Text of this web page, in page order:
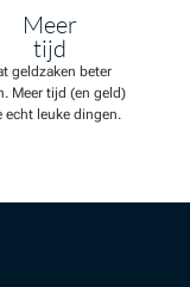
Meer
tijd
geldzaken beter
Meer tijd (en geld)
echt leuke dingen.